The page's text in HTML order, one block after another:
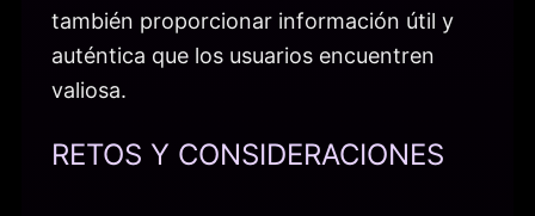
también proporcionar información útil y
auténtica que los usuarios encuentren
valiosa.
RETOS Y CONSIDERACIONES